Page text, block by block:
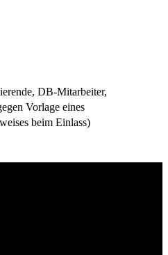
DB-Mitarbeiter,
Vorlage eines
beim Einlass)